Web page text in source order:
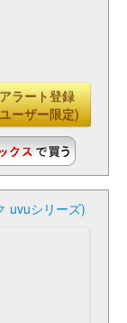
ラート登録
ーザー限定)
uvuシリーズ)